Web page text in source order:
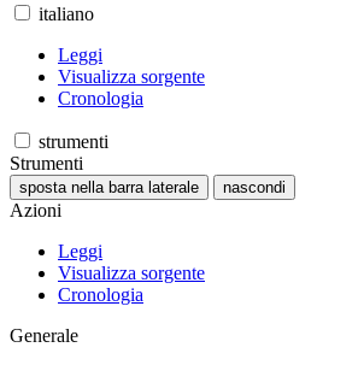
italiano
Leggi
Visualizza sorgente
Cronologia
strumenti
Strumenti
sposta nella barra laterale nascondi
Azioni
Leggi
Visualizza sorgente
Cronologia
Generale